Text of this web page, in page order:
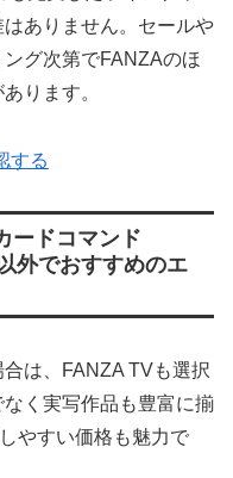
ありません。セールや
グ次第でFANZAのほ
ります。
する
ードコマンド
外でおすすめのエ
は、FANZA TVも選択
く実写作品も豊富に揃
やすい価格も魅力で